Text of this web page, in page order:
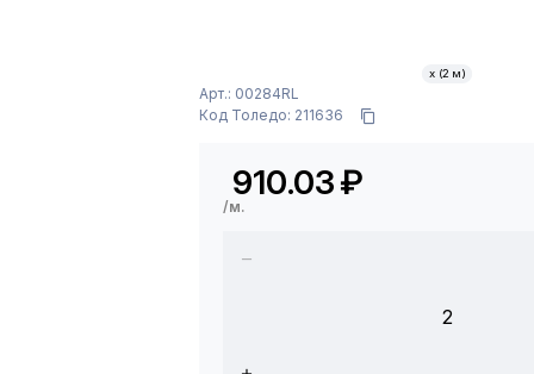
Арт.: 00284RL
Код Толедо: 211636
910.03₽
/м.
х (2 м)
2